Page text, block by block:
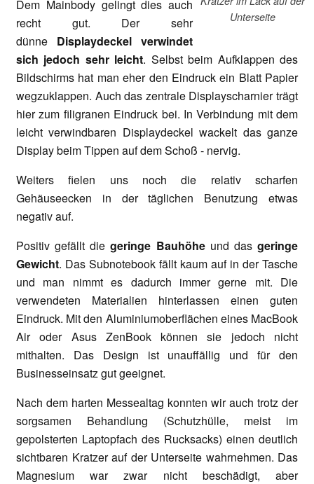
Unterseite
Dem Mainbody gelingt dies auch
recht gut. Der sehr
dünne Displaydeckel verwindet
sich jedoch sehr leicht. Selbst beim Aufklappen des
Bildschirms hat man eher den Eindruck ein Blatt Papier
wegzuklappen. Auch das zentrale Displayscharnier trägt
hier zum filigranen Eindruck bei. In Verbindung mit dem
leicht verwindbaren Displaydeckel wackelt das ganze
Display beim Tippen auf dem Schoß - nervig.
Weiters fielen uns noch die relativ scharfen
Gehäuseecken in der täglichen Benutzung etwas
negativ auf.
Positiv gefällt diegeringe Bauhöheund dasgeringe
Gewicht. Das Subnotebook fällt kaum auf in der Tasche
und man nimmt es dadurch immer gerne mit. Die
verwendeten Materialien hinterlassen einen guten
Eindruck. Mit den Aluminiumoberflächen eines MacBook
Air oder Asus ZenBook können sie jedoch nicht
mithalten. Das Design ist unauffällig und für den
Businesseinsatz gut geeignet.
Nach dem harten Messealtag konnten wir auch trotz der
sorgsamen Behandlung (Schutzhülle, meist im
gepolsterten Laptopfach des Rucksacks) einen deutlich
sichtbaren Kratzer auf der Unterseite wahrnehmen. Das
Magnesium war zwar nicht beschädigt, aber